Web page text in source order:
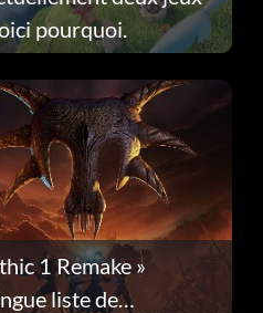
pourquoi.
1 Remake »
liste de